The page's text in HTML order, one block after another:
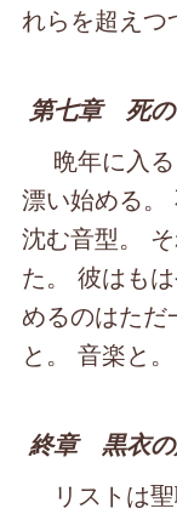
れらを超えつ
第七章 死
晩年に入る
漂い始める。
沈む音型。
た。 彼はも
めるのはた
と。 音楽と。
終章 黒衣
リストは聖